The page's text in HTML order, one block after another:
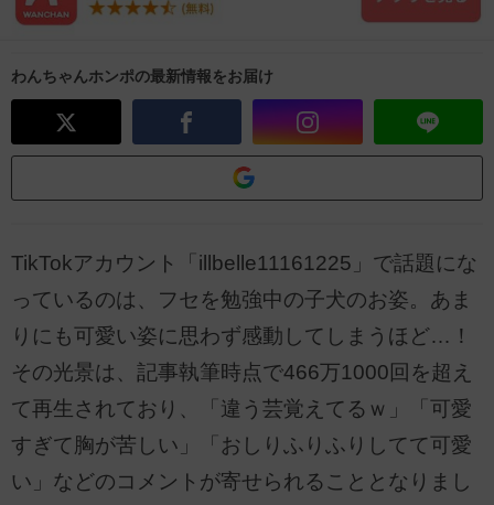
わんちゃんホンポの最新情報をお届け
TikTokアカウント「illbelle11161225」で話題にな
っているのは、フセを勉強中の子犬のお姿。あま
りにも可愛い姿に思わず感動してしまうほど…！
その光景は、記事執筆時点で466万1000回を超え
て再生されており、「違う芸覚えてるｗ」「可愛
すぎて胸が苦しい」「おしりふりふりしてて可愛
い」などのコメントが寄せられることとなりまし